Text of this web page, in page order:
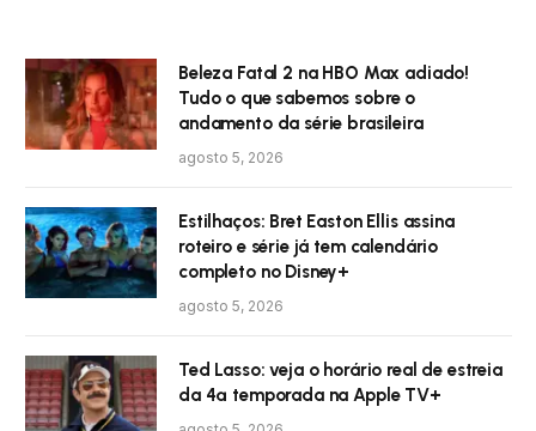
Beleza Fatal 2 na HBO Max adiado!
Tudo o que sabemos sobre o
andamento da série brasileira
agosto 5, 2026
Estilhaços: Bret Easton Ellis assina
roteiro e série já tem calendário
completo no Disney+
agosto 5, 2026
Ted Lasso: veja o horário real de estreia
da 4ª temporada na Apple TV+